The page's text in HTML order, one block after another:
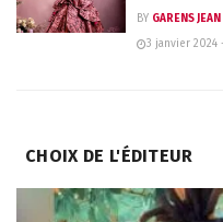
BY GARENS
3 janvier 2024
CHOIX DE L'ÉDITEUR